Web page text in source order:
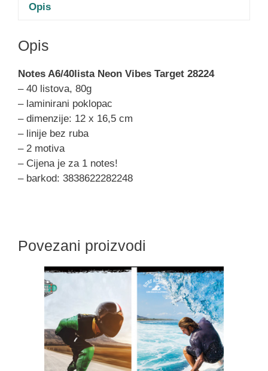
Opis
Opis
Notes A6/40lista Neon Vibes Target 28224
– 40 listova, 80g
– laminirani poklopac
– dimenzije: 12 x 16,5 cm
– linije bez ruba
– 2 motiva
– Cijena je za 1 notes!
– barkod: 3838622282248
Povezani proizvodi